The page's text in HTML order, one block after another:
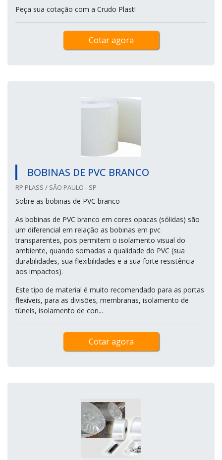
Peça sua cotação com a Crudo Plast!
Cotar agora
BOBINAS DE PVC BRANCO
RP PLASS / SÃO PAULO - SP
Sobre as bobinas de PVC branco
As bobinas de PVC branco em cores opacas (sólidas) são
um diferencial em relação as bobinas em pvc
transparentes, pois permitem o isolamento visual do
ambiente, quando somadas a qualidade do PVC (sua
durabilidades, sua flexibilidades e a sua forte resistência
aos impactos).
Este tipo de material é muito recomendado para as portas
flexíveis, para as divisões, membranas, isolamento de
túneis, isolamento de con...
Cotar agora